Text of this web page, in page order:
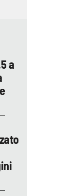
a